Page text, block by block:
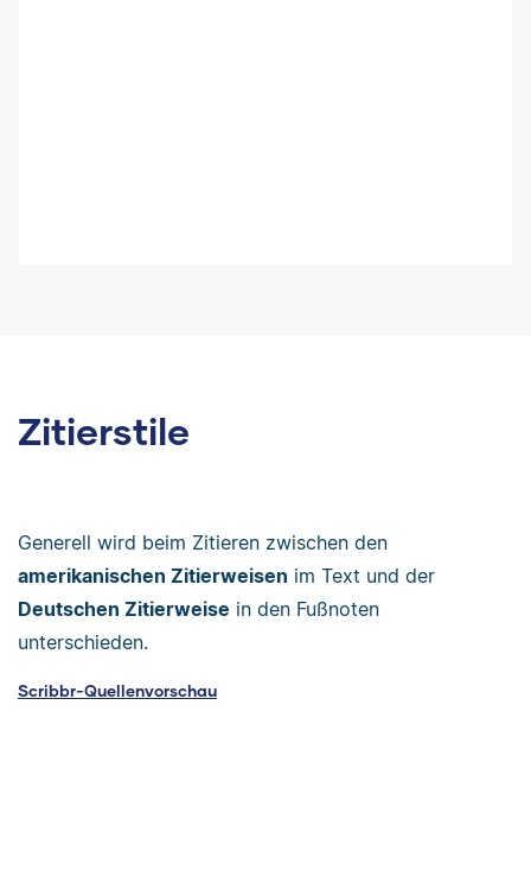
Zitierstile
Generell wird beim Zitieren zwischen den
amerikanischen Zitierweisen im Text und der
Deutschen Zitierweise in den Fußnoten
unterschieden.
Scribbr-Quellenvorschau